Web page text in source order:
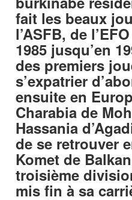
fait les beaux
l’ASFB, de
1985 jusqu’en
des premiers
s’expatrier
ensuite en
Charabia de
Hassania
de se retrouver
Komet de
troisième
mis fin à sa